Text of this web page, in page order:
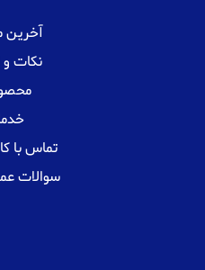
آخرین
نکات و
تماس با
سوالات